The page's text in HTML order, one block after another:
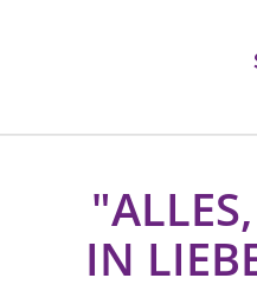
IN